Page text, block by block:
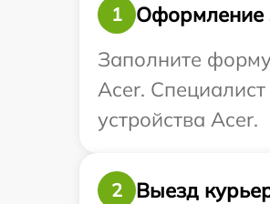
1
Оформление
Заполните
Acer.
устройства Acer.
2
Выезд